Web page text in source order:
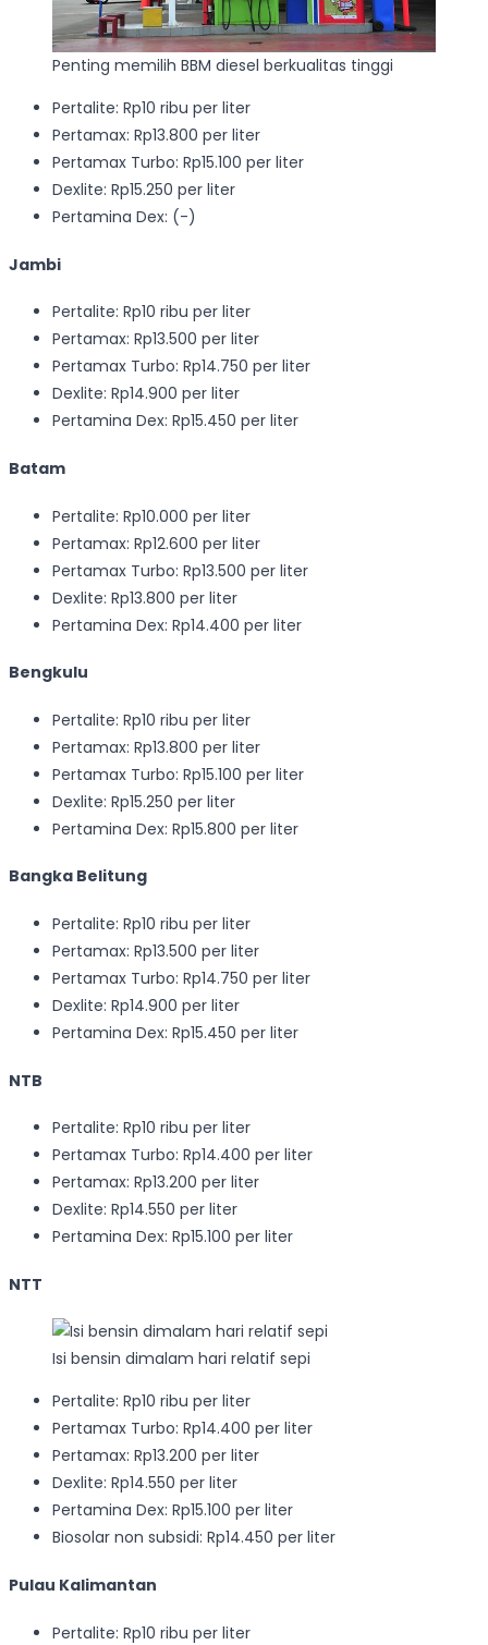
Penting memilih BBM diesel berkualitas tinggi
Pertalite: Rp10 ribu per liter
Pertamax: Rp13.800 per liter
Pertamax Turbo: Rp15.100 per liter
Dexlite: Rp15.250 per liter
Pertamina Dex: (-)
Jambi
Pertalite: Rp10 ribu per liter
Pertamax: Rp13.500 per liter
Pertamax Turbo: Rp14.750 per liter
Dexlite: Rp14.900 per liter
Pertamina Dex: Rp15.450 per liter
Batam
Pertalite: Rp10.000 per liter
Pertamax: Rp12.600 per liter
Pertamax Turbo: Rp13.500 per liter
Dexlite: Rp13.800 per liter
Pertamina Dex: Rp14.400 per liter
Bengkulu
Pertalite: Rp10 ribu per liter
Pertamax: Rp13.800 per liter
Pertamax Turbo: Rp15.100 per liter
Dexlite: Rp15.250 per liter
Pertamina Dex: Rp15.800 per liter
Bangka Belitung
Pertalite: Rp10 ribu per liter
Pertamax: Rp13.500 per liter
Pertamax Turbo: Rp14.750 per liter
Dexlite: Rp14.900 per liter
Pertamina Dex: Rp15.450 per liter
NTB
Pertalite: Rp10 ribu per liter
Pertamax Turbo: Rp14.400 per liter
Pertamax: Rp13.200 per liter
Dexlite: Rp14.550 per liter
Pertamina Dex: Rp15.100 per liter
NTT
Isi bensin dimalam hari relatif sepi
Pertalite: Rp10 ribu per liter
Pertamax Turbo: Rp14.400 per liter
Pertamax: Rp13.200 per liter
Dexlite: Rp14.550 per liter
Pertamina Dex: Rp15.100 per liter
Biosolar non subsidi: Rp14.450 per liter
Pulau Kalimantan
Pertalite: Rp10 ribu per liter